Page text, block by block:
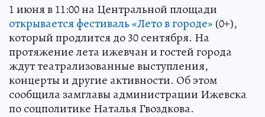
1 июня в 11:00 на Центральной площади
открывается фестиваль «Лето в городе» (0+),
который продлится до 30 сентября. На
протяжение лета ижевчан и гостей города
ждут театрализованные выступления,
концерты и другие активности. Об этом
сообщила замглавы администрации Ижевска
по соцполитике Наталья Гвоздкова.